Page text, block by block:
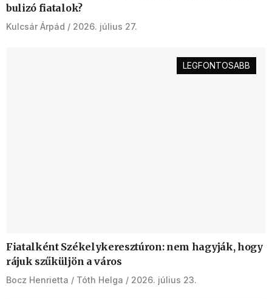
bulizó fiatalok?
Kulcsár Árpád 2026. július 27.
LEGFONTOSABB
Fiatalként Székelykeresztúron: nem hagyják, hogy
rájuk szűküljön a város
Bocz Henrietta Tóth Helga 2026. július 23.